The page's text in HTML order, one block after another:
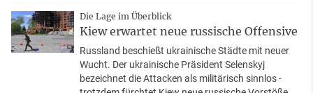
Die Lage im Überblick
Kiew erwartet neue russische Offensive
Russland beschießt ukrainische Städte mit neuer
Wucht. Der ukrainische Präsident Selenskyj
bezeichnet die Attacken als militärisch sinnlos -